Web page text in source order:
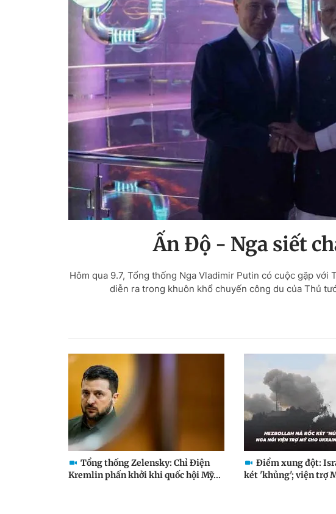
Ấn Độ - Nga siết
Hôm qua 9.7, Tổng thống Nga Vladimir Putin có cuộc gặp
diễn ra trong khuôn khổ chuyến công du của Thủ
Tổng thống Zelensky: Chỉ Điện
Kremlin phấn khởi khi quốc hội Mỹ...
Điểm xung đột:
két 'khủng'; viện trợ